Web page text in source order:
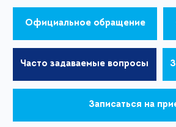
Официальное обращение
Часто задаваемые вопросы
Записаться на